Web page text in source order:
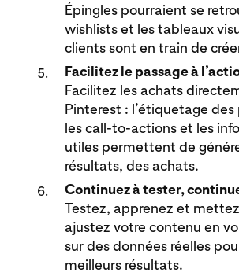
Épingles pourraient se
wishlists et les tableaux
clients sont en train de
Facilitez le passage à
Facilitez les achats
Pinterest : l’étiquetage
les call-to-actions et les
utiles permettent de
résultats, des achats.
Continuez à tester,
Testez, apprenez et
ajustez votre contenu en
sur des données réelles
meilleurs résultats.